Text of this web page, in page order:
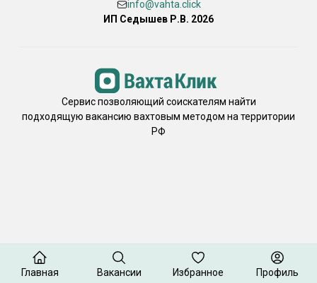
info@vahta.click
ИП Седышев Р.В. 2026
Сервис позволяющий соискателям найти
подходящую вакансию вахтовым методом на территории
РФ
Главная Вакансии Избранное Профиль